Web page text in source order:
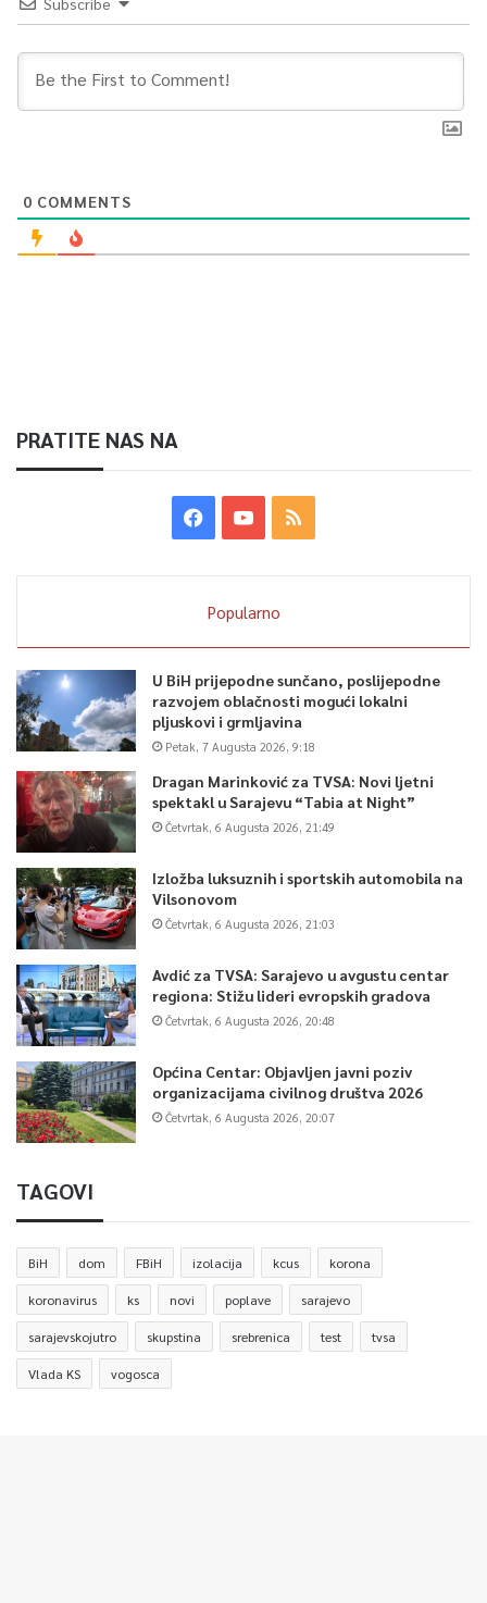
0 COMMENTS
PRATITE NAS NA
Popularno
U BiH prijepodne sunčano, poslijepodne
razvojem oblačnosti mogući lokalni
pljuskovi i grmljavina
Petak, 7 Augusta 2026, 9:18
Dragan Marinković za TVSA: Novi ljetni
spektakl u Sarajevu “Tabia at Night”
Četvrtak, 6 Augusta 2026, 21:49
Izložba luksuznih i sportskih automobila na
Vilsonovom
Četvrtak, 6 Augusta 2026, 21:03
Avdić za TVSA: Sarajevo u avgustu centar
regiona: Stižu lideri evropskih gradova
Četvrtak, 6 Augusta 2026, 20:48
Općina Centar: Objavljen javni poziv
organizacijama civilnog društva 2026
Četvrtak, 6 Augusta 2026, 20:07
TAGOVI
BiH dom FBiH izolacija kcus korona
koronavirus ks novi poplave sarajevo
sarajevskojutro skupstina srebrenica test tvsa
Vlada KS vogosca